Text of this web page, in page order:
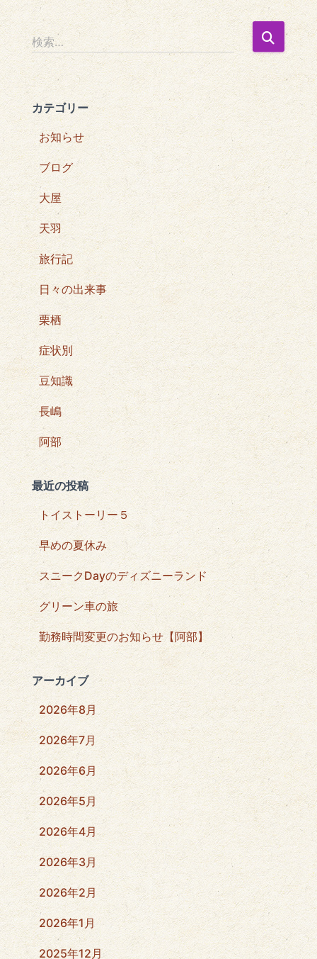
検
索
検索…
カテゴリー
お知らせ
ブログ
大屋
天羽
旅行記
日々の出来事
栗栖
症状別
豆知識
長嶋
阿部
最近の投稿
トイストーリー５
早めの夏休み
スニークDayのディズニーランド
グリーン車の旅
勤務時間変更のお知らせ【阿部】
アーカイブ
2026年8月
2026年7月
2026年6月
2026年5月
2026年4月
2026年3月
2026年2月
2026年1月
2025年12月